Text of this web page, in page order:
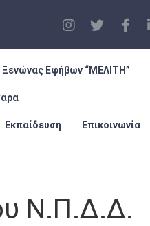
Ξενώνας Εφήβων “ΜΕΛΙΤΗ”
Εκπαίδευση Επικοινωνία
Ν.Π.Δ.Δ.